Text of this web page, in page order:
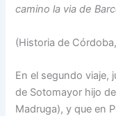
camino la via de
(Historia de
En el segundo viaje,
de Sotomayor hijo
Madruga), y que en